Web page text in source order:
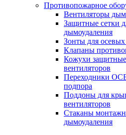
Противопожарное
Вентиляторы
Защитные сетки
дымоудаления
Зонты для осевых
Клапаны
Кожухи
вентиляторов
Переходники
подпора
Поддоны для
вентиляторов
Стаканы
дымоудаления